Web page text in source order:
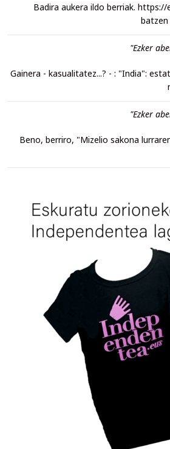
Badira aukera ildo berriak. https://
batzen
"Ezker
Gainera - kasualitatez...? - : "India":
"Ezker
Beno, berriro, "Mizelio sakona